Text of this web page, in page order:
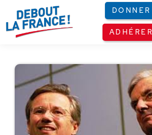
DONNER
ADHÉRER
Panneau de gestion des cookies